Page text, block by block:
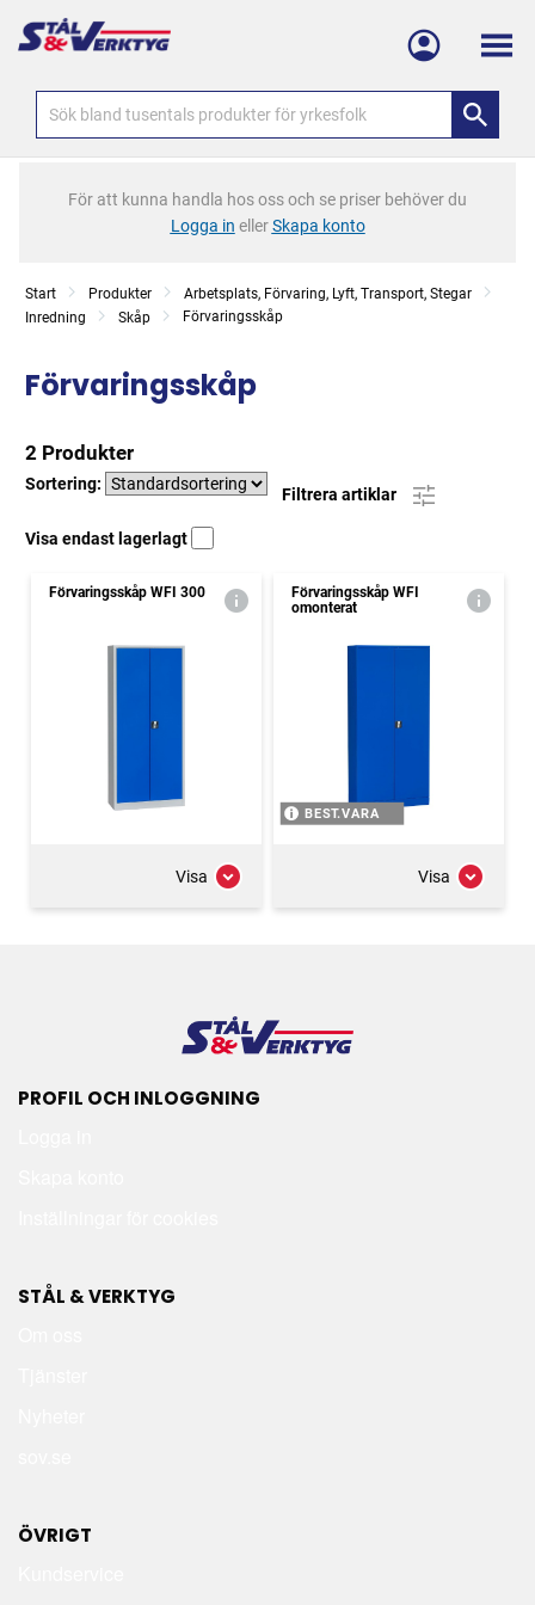
Meny
För att kunna handla hos oss och se priser behöver du
Logga in ellerSkapa konto
Start Produkter
Arbetsplats, Förvaring, Lyft, Transport, Stegar
Inredning
Skåp Förvaringsskåp
Förvaringsskåp
2 Produkter
Sortering:
Filtrera artiklar
Visa endast lagerlagt
Förvaringsskåp WFI 300
Visa
Förvaringsskåp WFI
omonterat
BEST.VARA
Visa
PROFIL OCH INLOGGNING
STÅL & VERKTYG
ÖVRIGT